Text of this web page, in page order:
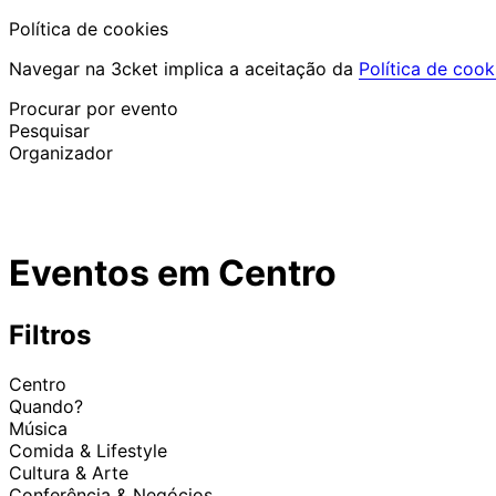
Política de cookies
Navegar na 3cket implica a aceitação da Política de
Procurar por evento
Pesquisar
Organizador
Ajuda ao participantePerdi o meu bilhete
Eventos em Centro
Filtros
Centro
Quando?
Música
Comida & Lifestyle
Cultura & Arte